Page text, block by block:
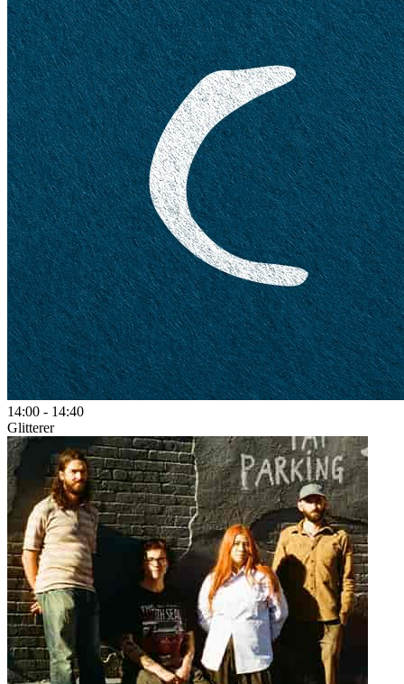
14:00 - 14:40
Glitterer